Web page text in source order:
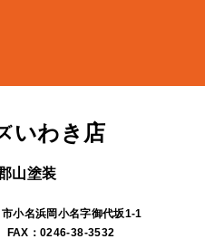
いわき店
山塗装
小名浜岡小名字御代坂1-1
：0246-38-3532